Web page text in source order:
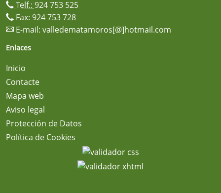
Telf.: 924 753 525
Fax: 924 753 728
E-mail: valledematamoros[@]hotmail.com
Enlaces
Inicio
Contacte
Mapa web
Aviso legal
Protección de Datos
Política de Cookies